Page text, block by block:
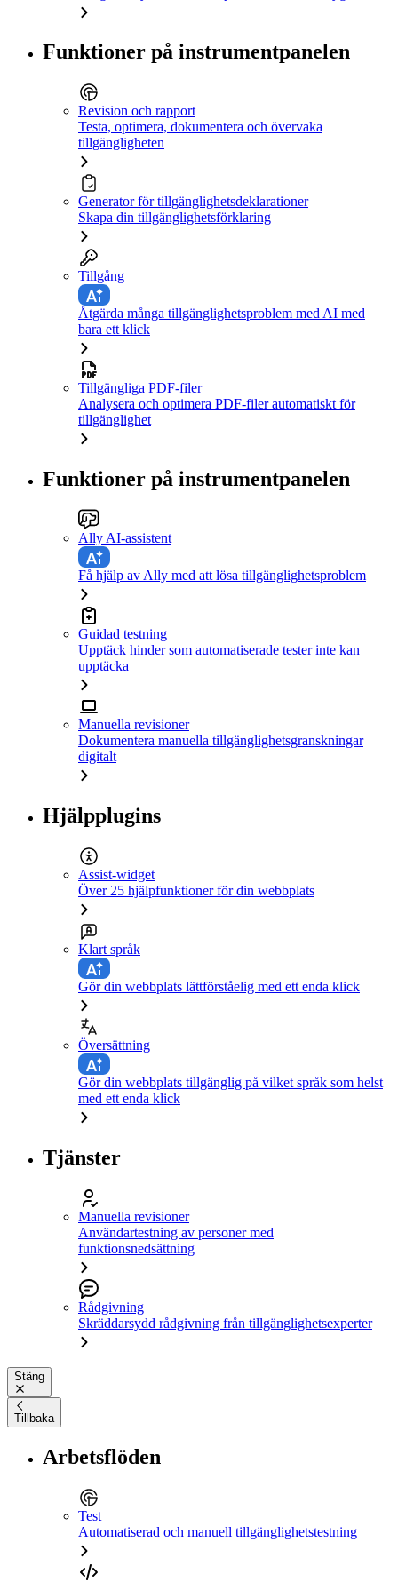
Funktioner på instrumentpanelen
Revision och rapport
Testa, optimera, dokumentera och övervaka
tillgängligheten
Generator för tillgänglighetsdeklarationer
Skapa din tillgänglighetsförklaring
Tillgång
Åtgärda många tillgänglighetsproblem med AI med
bara ett klick
Tillgängliga PDF-filer
Analysera och optimera PDF-filer automatiskt för
tillgänglighet
Funktioner på instrumentpanelen
Ally AI-assistent
Få hjälp av Ally med att lösa tillgänglighetsproblem
Guidad testning
Upptäck hinder som automatiserade tester inte kan
upptäcka
Manuella revisioner
Dokumentera manuella tillgänglighetsgranskningar
digitalt
Hjälpplugins
Assist-widget
Över 25 hjälpfunktioner för din webbplats
Klart språk
Gör din webbplats lättförståelig med ett enda klick
Översättning
Gör din webbplats tillgänglig på vilket språk som helst
med ett enda klick
Tjänster
Manuella revisioner
Användartestning av personer med
funktionsnedsättning
Rådgivning
Skräddarsydd rådgivning från tillgänglighetsexperter
Stäng
Tillbaka
Arbetsflöden
Test
Automatiserad och manuell tillgänglighetstestning